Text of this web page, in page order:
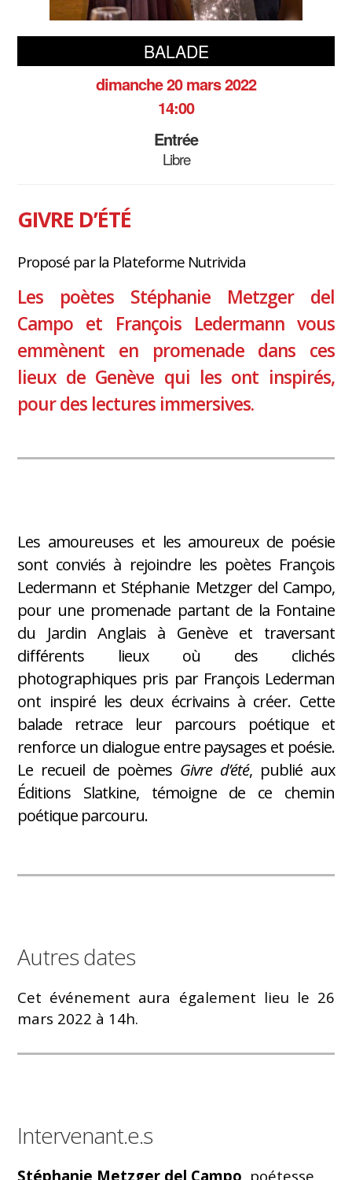
BALADE
dimanche 20 mars 2022
14:00
Entrée
Libre
GIVRE D’ÉTÉ
Proposé par la Plateforme Nutrivida
Les poètes Stéphanie Metzger del
Campo et François Ledermann vous
emmènent en promenade dans ces
lieux de Genève qui les ont inspirés,
pour des lectures immersives.
Les amoureuses et les amoureux de poésie
sont conviés à rejoindre les poètes François
Ledermann et Stéphanie Metzger del Campo,
pour une promenade partant de la Fontaine
du Jardin Anglais à Genève et traversant
différents lieux où des clichés
photographiques pris par François Lederman
ont inspiré les deux écrivains à créer. Cette
balade retrace leur parcours poétique et
renforce un dialogue entre paysages et poésie.
Le recueil de poèmes Givre d’été, publié aux
Éditions Slatkine, témoigne de ce chemin
poétique parcouru.
Autres dates
Cet événement aura également lieu le 26
mars 2022​ à 14h.
Intervenant.e.s
Stéphanie Metzger del Campo, poétesse